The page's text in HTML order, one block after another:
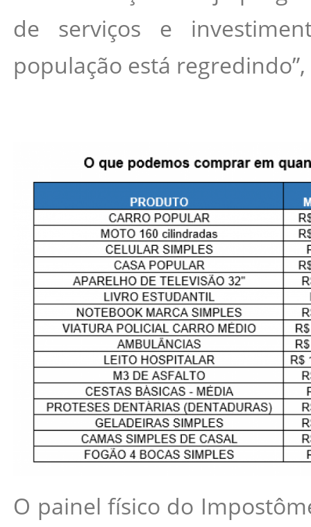
de serviços e
população está
O painel físico do